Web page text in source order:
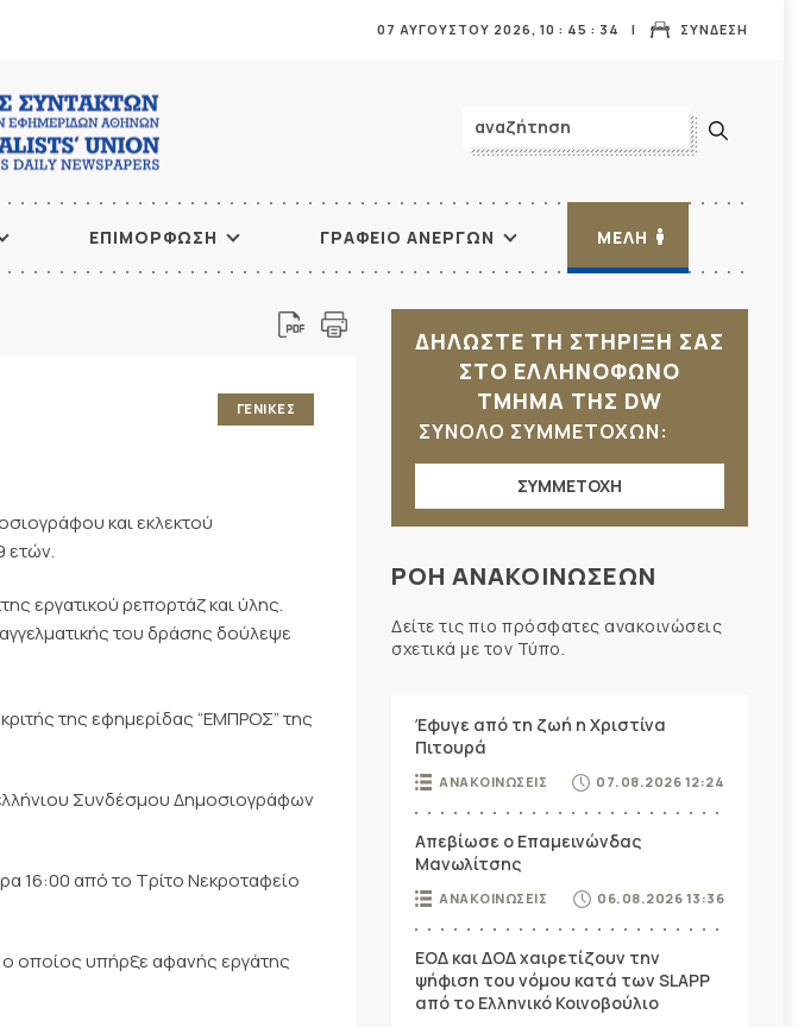
ΣΥΝΔΕΣΗ
07 ΑΥΓΟΥΣΤΟΥ 2026, 10 : 45 : 36
ΕΠΙΜΟΡΦΩΣΗ ΓΡΑΦΕΙΟ ΑΝΕΡΓΩΝ ΜΕΛΗ
ΓΕΝΙΚΕΣ
και εκλεκτού
ετών.
εργατικού ρεπορτάζ και ύλης.
του δράσης δούλεψε
της εφημερίδας “ΕΜΠΡΟΣ” της
Συνδέσμου Δημοσιογράφων
16:00 από το Τρίτο Νεκροταφείο
ο οποίος υπήρξε αφανής εργάτης
ΔΗΛΩΣΤΕ ΤΗ ΣΤΗΡΙΞΗ ΣΑΣ
ΣΤΟ ΕΛΛΗΝΟΦΩΝΟ
ΤΜΗΜΑ ΤΗΣ DW
ΣΥΝΟΛΟ ΣΥΜΜΕΤΟΧΩΝ:
ΣΥΜΜΕΤΟΧΗ
ΡΟΗ ΑΝΑΚΟΙΝΩΣΕΩΝ
Δείτε τις πιο πρόσφατες ανακοινώσεις
σχετικά με τον Τύπο.
Έφυγε από τη ζωή η Χριστίνα
Πιτουρά
ΑΝΑΚΟΙΝΩΣΕΙΣ 07.08.2026 12:24
Απεβίωσε ο Επαμεινώνδας
Μανωλίτσης
ΑΝΑΚΟΙΝΩΣΕΙΣ 06.08.2026 13:36
ΕΟΔ και ΔΟΔ χαιρετίζουν την
ψήφιση του νόμου κατά των SLAPP
από το Ελληνικό Κοινοβούλιο